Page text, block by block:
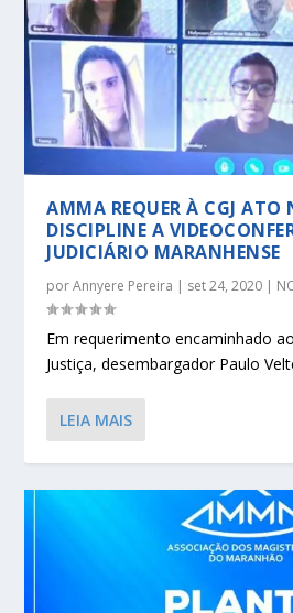
AMMA REQUER À CGJ
DISCIPLINE A
JUDICIÁRIO MARANHENSE
porAnnyere Pereira | set 24, 2020 |
Em requerimento encaminhado
Justiça, desembargador Paulo
LEIA MAIS